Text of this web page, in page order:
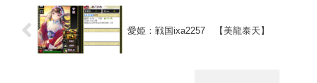
愛姫：戦国ixa2257 【美龍泰天】